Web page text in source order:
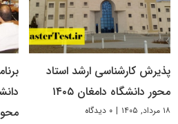
پذیرش کارشناسی ارشد استاد
محور دانشگاه دامغان ۱۴۰۵
۱۸ مرداد, ۱۴۰۵ | ۰ دیدگاه